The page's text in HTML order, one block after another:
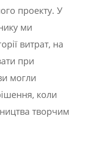
проекту. У
ми
витрат, на
при
могли
коли
творчим